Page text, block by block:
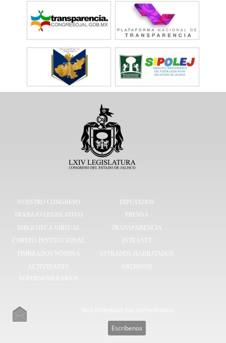
NUESTRO CONGRESO
DIPUTADOS
TRABAJO LEGISLATIVO
PRENSA
BIBLIOTECA VIRTUAL
TRANSPARENCIA
CORREO INSTITUCIONAL
INTRANET
TIMBRADOS NÓMINA
ESTRADOS HABILITADOS
ACTIVIDADES
SUPERNUMERARIOS
ARCHIVOS
Escríbenos